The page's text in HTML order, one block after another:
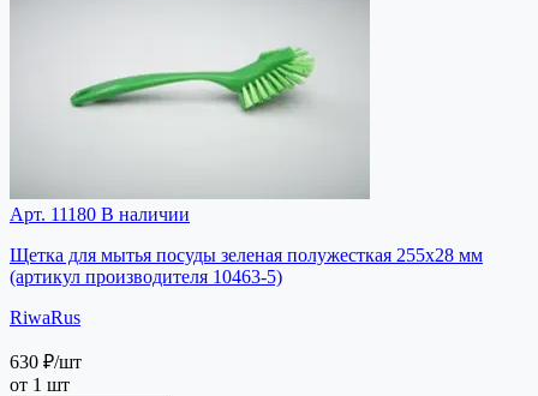
Арт. 11180 В наличии
Щетка для мытья посуды зеленая полужесткая 255х28 мм
(артикул производителя 10463-5)
RiwaRus
630 ₽/шт
от 1 шт